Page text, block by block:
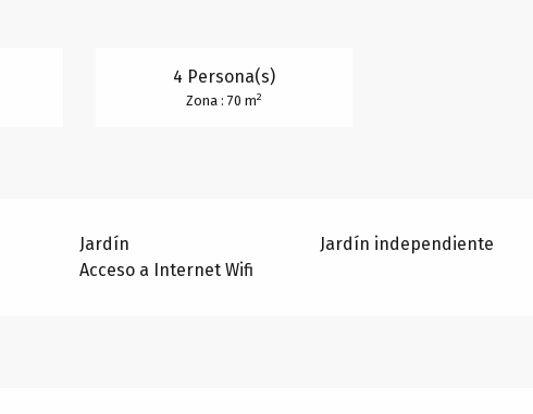
4 Persona(s)
Zona : 70 m2
Jardín
Jardín independiente
Acceso a Internet Wifi